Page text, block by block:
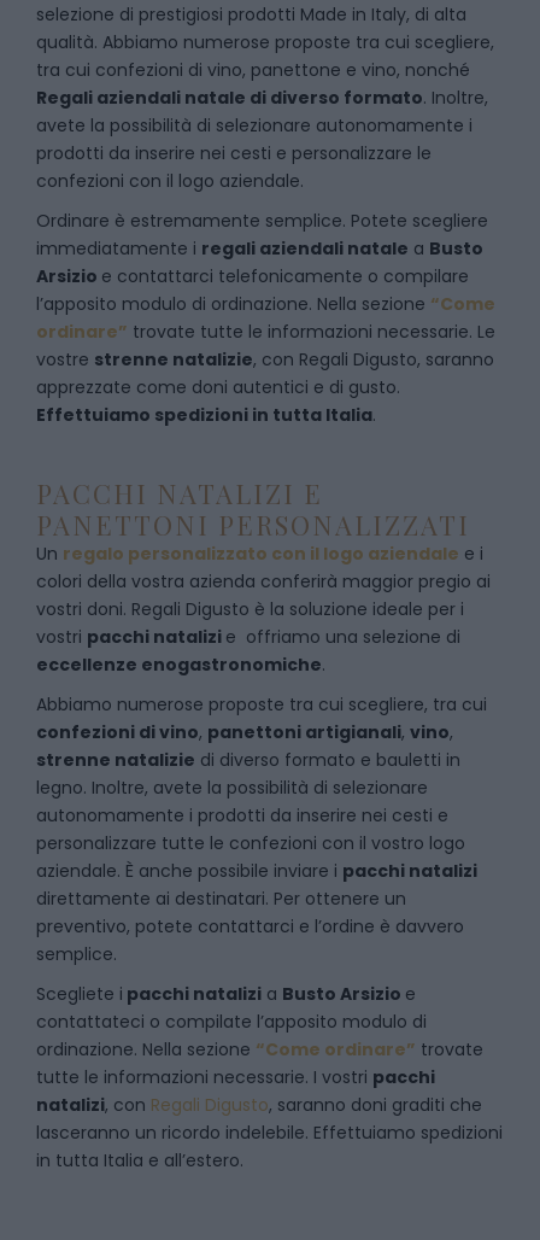
selezione di prestigiosi prodotti Made in Italy, di alta
qualità. Abbiamo numerose proposte tra cui scegliere,
tra cui confezioni di vino, panettone e vino, nonché
Regali aziendali natale di diverso formato. Inoltre,
avete la possibilità di selezionare autonomamente i
prodotti da inserire nei cesti e personalizzare le
confezioni con il logo aziendale.
Ordinare è estremamente semplice. Potete scegliere
immediatamente i regali aziendali natale a Busto
Arsizio e contattarci telefonicamente o compilare
l’apposito modulo di ordinazione. Nella sezione “Come
ordinare” trovate tutte le informazioni necessarie. Le
vostre strenne natalizie, con Regali Digusto, saranno
apprezzate come doni autentici e di gusto.
Effettuiamo spedizioni in tutta Italia.
PACCHI NATALIZI E
PANETTONI PERSONALIZZATI
Un regalo personalizzato con il logo aziendale e i
colori della vostra azienda conferirà maggior pregio ai
vostri doni. Regali Digusto è la soluzione ideale per i
vostri pacchi natalizi e offriamo una selezione di
eccellenze enogastronomiche.
Abbiamo numerose proposte tra cui scegliere, tra cui
confezioni di vino, panettoni artigianali, vino,
strenne natalizie di diverso formato e bauletti in
legno. Inoltre, avete la possibilità di selezionare
autonomamente i prodotti da inserire nei cesti e
personalizzare tutte le confezioni con il vostro logo
aziendale. È anche possibile inviare i pacchi natalizi
direttamente ai destinatari. Per ottenere un
preventivo, potete contattarci e l’ordine è davvero
semplice.
Scegliete i pacchi natalizi a Busto Arsizio e
contattateci o compilate l’apposito modulo di
ordinazione. Nella sezione “Come ordinare” trovate
tutte le informazioni necessarie. I vostri pacchi
natalizi, con Regali Digusto, saranno doni graditi che
lasceranno un ricordo indelebile. Effettuiamo spedizioni
in tutta Italia e all’estero.